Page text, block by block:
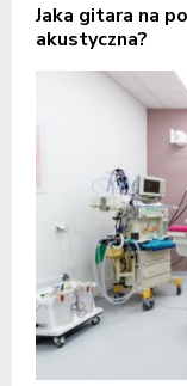
Jaka gitara na
akustyczna?